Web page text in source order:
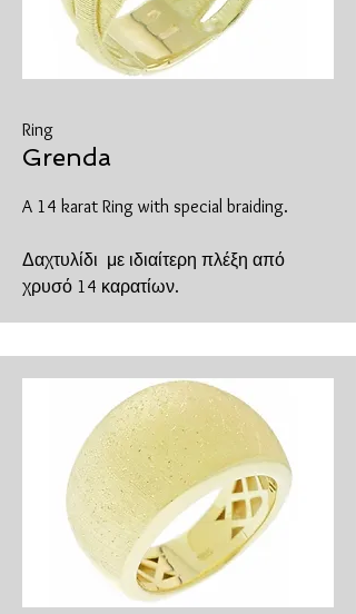
Ring
Grenda
A 14 karat Ring with special braiding.
Δαχτυλίδι με ιδιαίτερη πλέξη από
χρυσό 14 καρατίων.